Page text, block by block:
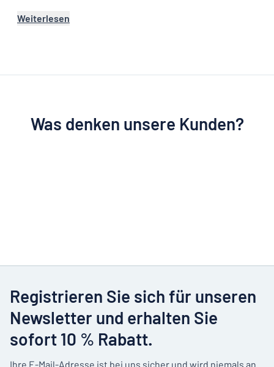
Weiterlesen
Was denken unsere Kunden?
Registrieren Sie sich für unseren
Newsletter und erhalten Sie
sofort 10 % Rabatt.
Ihre E-Mail-Adresse ist bei uns sicher und wird niemals an